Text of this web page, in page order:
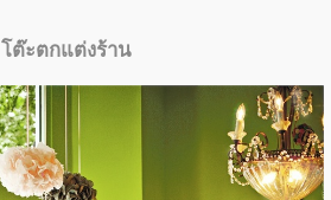
โต๊ะตกแต่งร้าน